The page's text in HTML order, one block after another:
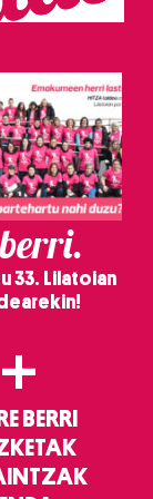
33. Lilatoian
+
BERRI